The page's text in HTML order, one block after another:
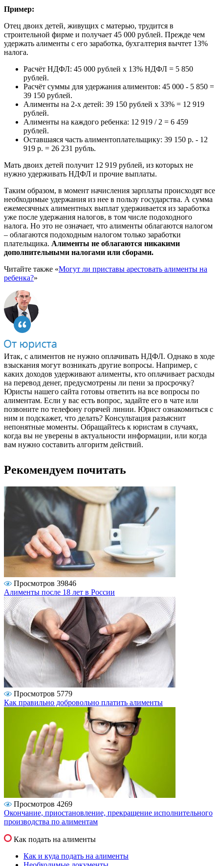
Пример:
Отец двоих детей, живущих с матерью, трудится в
строительной фирме и получает 45 000 рублей. Прежде чем
удержать алименты с его заработка, бухгалтерия вычтет 13%
налога.
Расчёт НДФЛ: 45 000 рублей х 13% НДФЛ = 5 850
рублей.
Расчёт суммы для удержания алиментов: 45 000 - 5 850 =
39 150 рублей.
Алименты на 2-х детей: 39 150 рублей х 33% = 12 919
рублей.
Алименты на каждого ребенка: 12 919 / 2 = 6 459
рублей.
Оставшаяся часть алиментоплательщику: 39 150 р. - 12
919 р. = 26 231 рубль.
Мать двоих детей получит 12 919 рублей, из которых не
нужно удерживать НДФЛ и прочие выплаты.
Таким образом, в момент начисления зарплаты происходят все
необходимые удержания из нее в пользу государства. А сумма
ежемесячных алиментных выплат удерживается из заработка
уже после удержания налогов, в том числе подоходного
налога. Но это не означает, что алименты облагаются налогом
– облагаются подоходным налогом только заработки
плательщика. Алименты не облагаются никакими
дополнительными налогами или сборами.
Читайте также «Могут ли приставы арестовать алименты на
ребенка?»
Итак, с алиментов не нужно оплачивать НДФЛ. Однако в ходе
взыскания могут возникать другие вопросы. Например, с
каких доходов удерживают алименты, кто оплачивает расходы
на перевод денег, предусмотрены ли пени за просрочку?
Юристы нашего сайта готовы ответить на все вопросы по
алиментам. Если у вас есть вопрос, задайте его в чате или
позвоните по телефону горячей линии. Юрист ознакомиться с
ним и подскажет, что делать? Консультация разъяснит
непонятные моменты. Обращайтесь к юристам в случаях,
когда вы не уверены в актуальности информации, или когда
вам нужно составить алгоритм действий.
Рекомендуем почитать
Просмотров 39846
Алименты после 18 лет в России
Просмотров 5779
Как правильно добровольно платить алименты
Просмотров 4269
Окончание, приостановление, прекращение исполнительного
производства по алиментам
Как подать на алименты
Как и куда подать на алименты